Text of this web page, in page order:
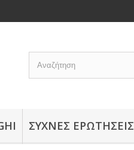
ΣΥΧΝΈΣ ΕΡΩΤΉΣΕΙΣ